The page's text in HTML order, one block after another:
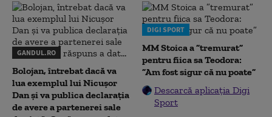
GANDUL.RO
Bolojan, întrebat dacă va
lua exemplul lui Nicușor
Dan și va publica declarația
de avere a partenerei sale
DIGI SPORT
MM Stoica a ”tremurat”
pentru fiica sa Teodora:
”Am fost sigur că nu poate”
Descarcă aplicația Digi
Sport